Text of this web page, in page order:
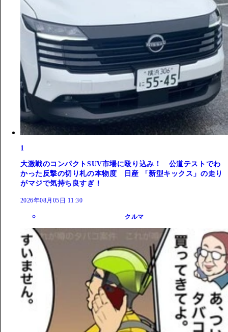
1
大激戦のコンパクトSUV市場に殴り込み！ 公道テストでわ
かった反撃の切り札の本物度 日産 「新型キックス」の走り
がマジで気持ち良すぎ！
2026年08月05日 11:30
クルマ